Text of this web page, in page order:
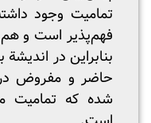
تمامیت وجود
فهم‌پذیر است و
بنابراین در
حاضر و مفروض در
شده که تمامیت